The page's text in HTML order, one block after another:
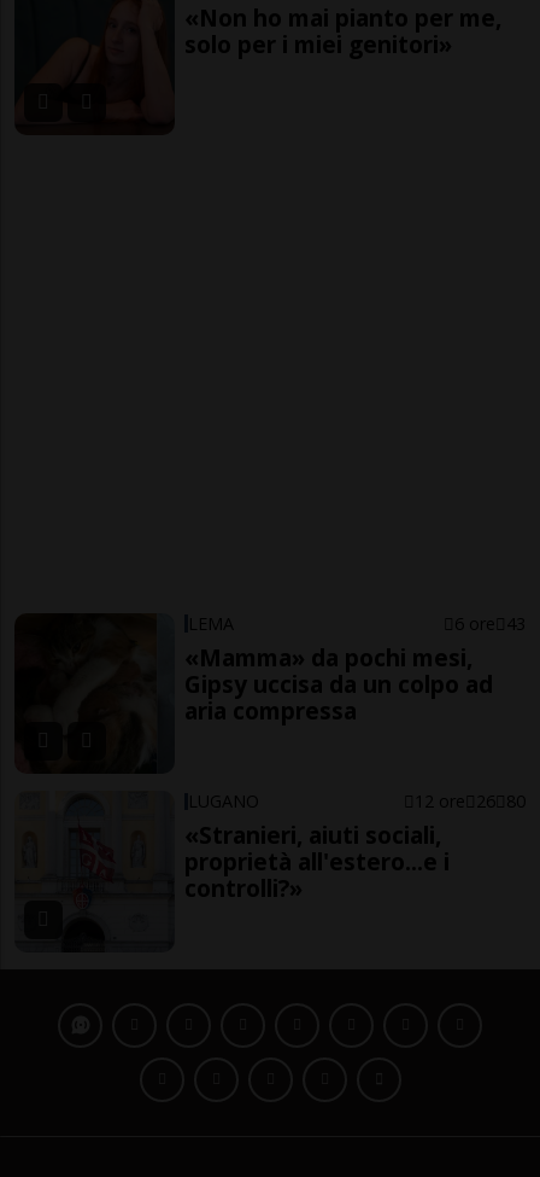
«Non ho mai pianto per me,
solo per i miei genitori»
LEMA 6 ore 43
«Mamma» da pochi mesi,
Gipsy uccisa da un colpo ad
aria compressa
LUGANO 12 ore 26 80
«Stranieri, aiuti sociali,
proprietà all'estero...e i
controlli?»